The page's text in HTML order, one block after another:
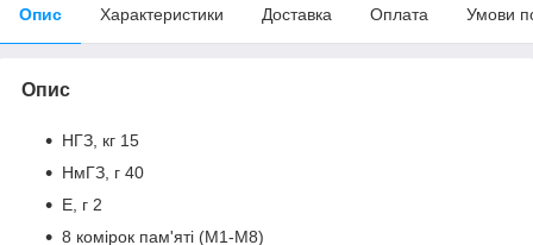
Опис Характеристики Доставка Оплата Умови
Опис
НГЗ, кг 15
НмГЗ, г 40
Е, г 2
8 комірок пам'яті (М1-М8)